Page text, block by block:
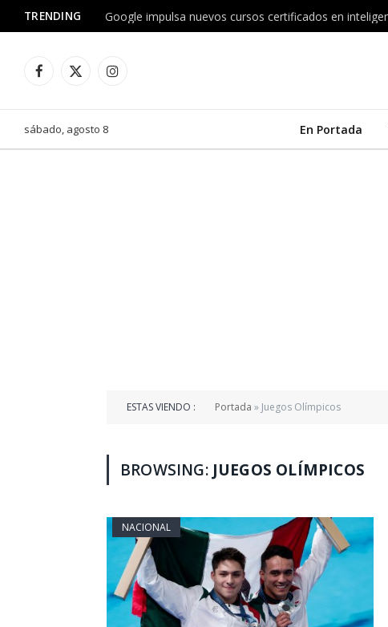
TRENDING
Facebook
X
Instagram
sábado, agosto 8 En Portada
ESTAS VIENDO : Portada » Juegos Olímpicos
BROWSING: JUEGOS OLÍMPICOS
NACIONAL